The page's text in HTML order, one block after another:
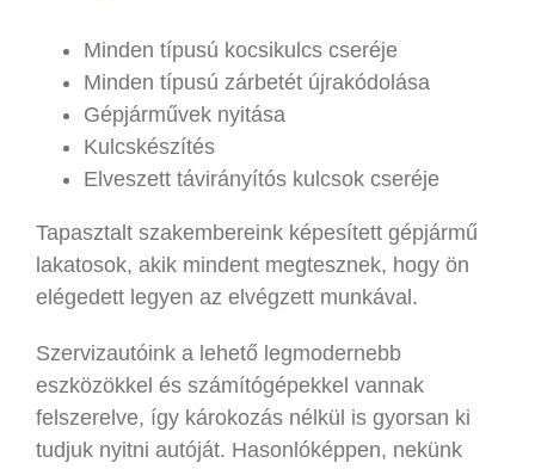
Minden típusú kocsikulcs cseréje
Minden típusú zárbetét újrakódolása
Gépjárművek nyitása
Kulcskészítés
Elveszett távirányítós kulcsok cseréje
Tapasztalt szakembereink képesített gépjármű
lakatosok, akik mindent megtesznek, hogy ön
elégedett legyen az elvégzett munkával.
Szervizautóink a lehető legmodernebb
eszközökkel és számítógépekkel vannak
felszerelve, így károkozás nélkül is gyorsan ki
tudjuk nyitni autóját. Hasonlóképpen, nekünk